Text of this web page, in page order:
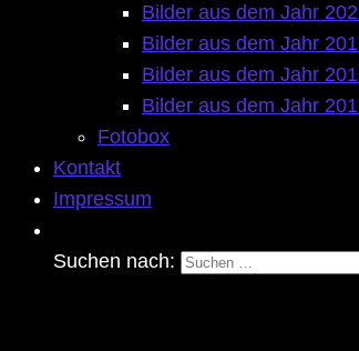
Bilder aus dem Jahr
Bilder aus dem Jahr
Bilder aus dem Jahr
Bilder aus dem Jahr
Fotobox
Kontakt
Impressum
Suchen nach: